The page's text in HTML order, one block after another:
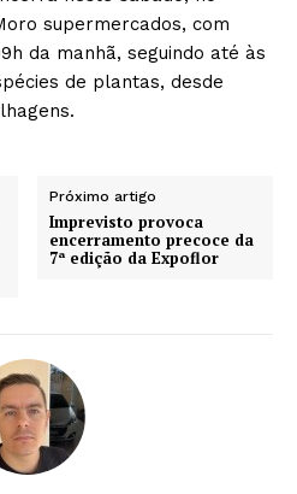
supermercados, com
da manhã, seguindo até às
de plantas, desde
Próximo artigo
Imprevisto provoca
encerramento precoce da
7ª edição da Expoflor